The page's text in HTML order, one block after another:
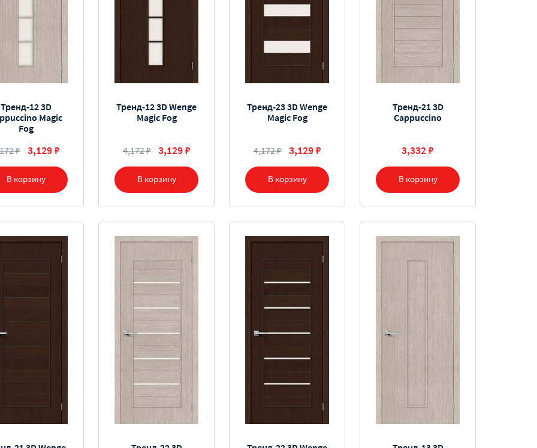
В корзину
Тренд-12 3D
Magic
Fog
₽
3,129 ₽
В корзину
Тренд-12 3D Wenge
Magic Fog
4,172 ₽ 3,129 ₽
В корзину
Тренд-23 3D Wenge
Magic Fog
4,172 ₽ 3,129 ₽
В корзину
Тренд-21 3D
Cappuccino
3,332 ₽